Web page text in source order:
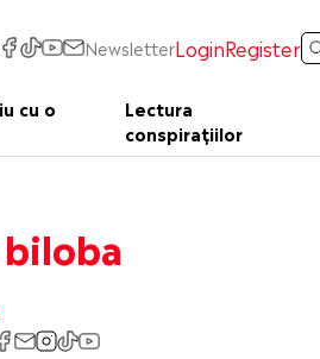
NewsletterLoginRegister
cu o
Lectura
conspirațiilor